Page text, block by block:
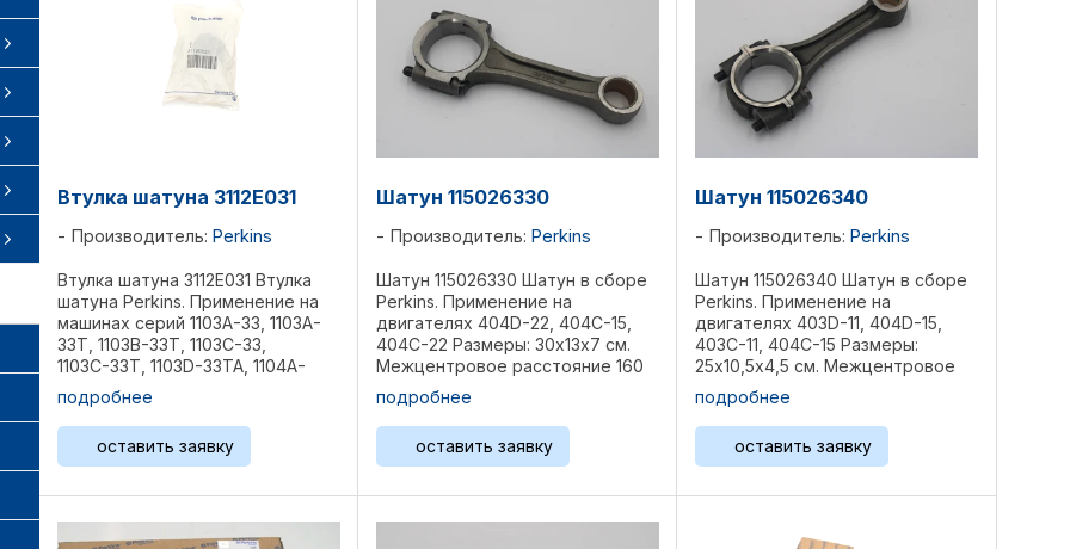
Втулка шатуна 3112E031
Производитель: Perkins
Втулка шатуна 3112E031 Втулка
шатуна Perkins. Применение на
машинах серий 1103A-33, 1103A-
33T, 1103B-33Т, 1103С-33,
1103С-33Т, 1103D-33TA, 1104A-
44T, 1104C-44, 1104C-44T, 1104C-
44TA, 1104C-E44TA, 1104D-44T,
1104D-44TA, 1104D-E44T, 1104D-
E44TA, ...
подробнее
оставить заявку
Шатун 115026330
Производитель: Perkins
Шатун 115026330 Шатун в сборе
Perkins. Применение на
двигателях 404D-22, 404C-15,
404C-22 Размеры: 30х13х7 см.
Межцентровое расстояние 160
мм. Диаметры под шейки: 55/28
мм Вес 1,05 кг Референции: ...
подробнее
оставить заявку
Шатун 115026340
Производитель: Perkins
Шатун 115026340 Шатун в сборе
Perkins. Применение на
двигателях 403D-11, 404D-15,
403C-11, 404C-15 Размеры:
25х10,5х4,5 см. Межцентровое
расстояние 126 мм. Диаметры
под шейки: 44/21 мм Вес 0,58 кг
Референции: ZZ90146, ...
подробнее
оставить заявку